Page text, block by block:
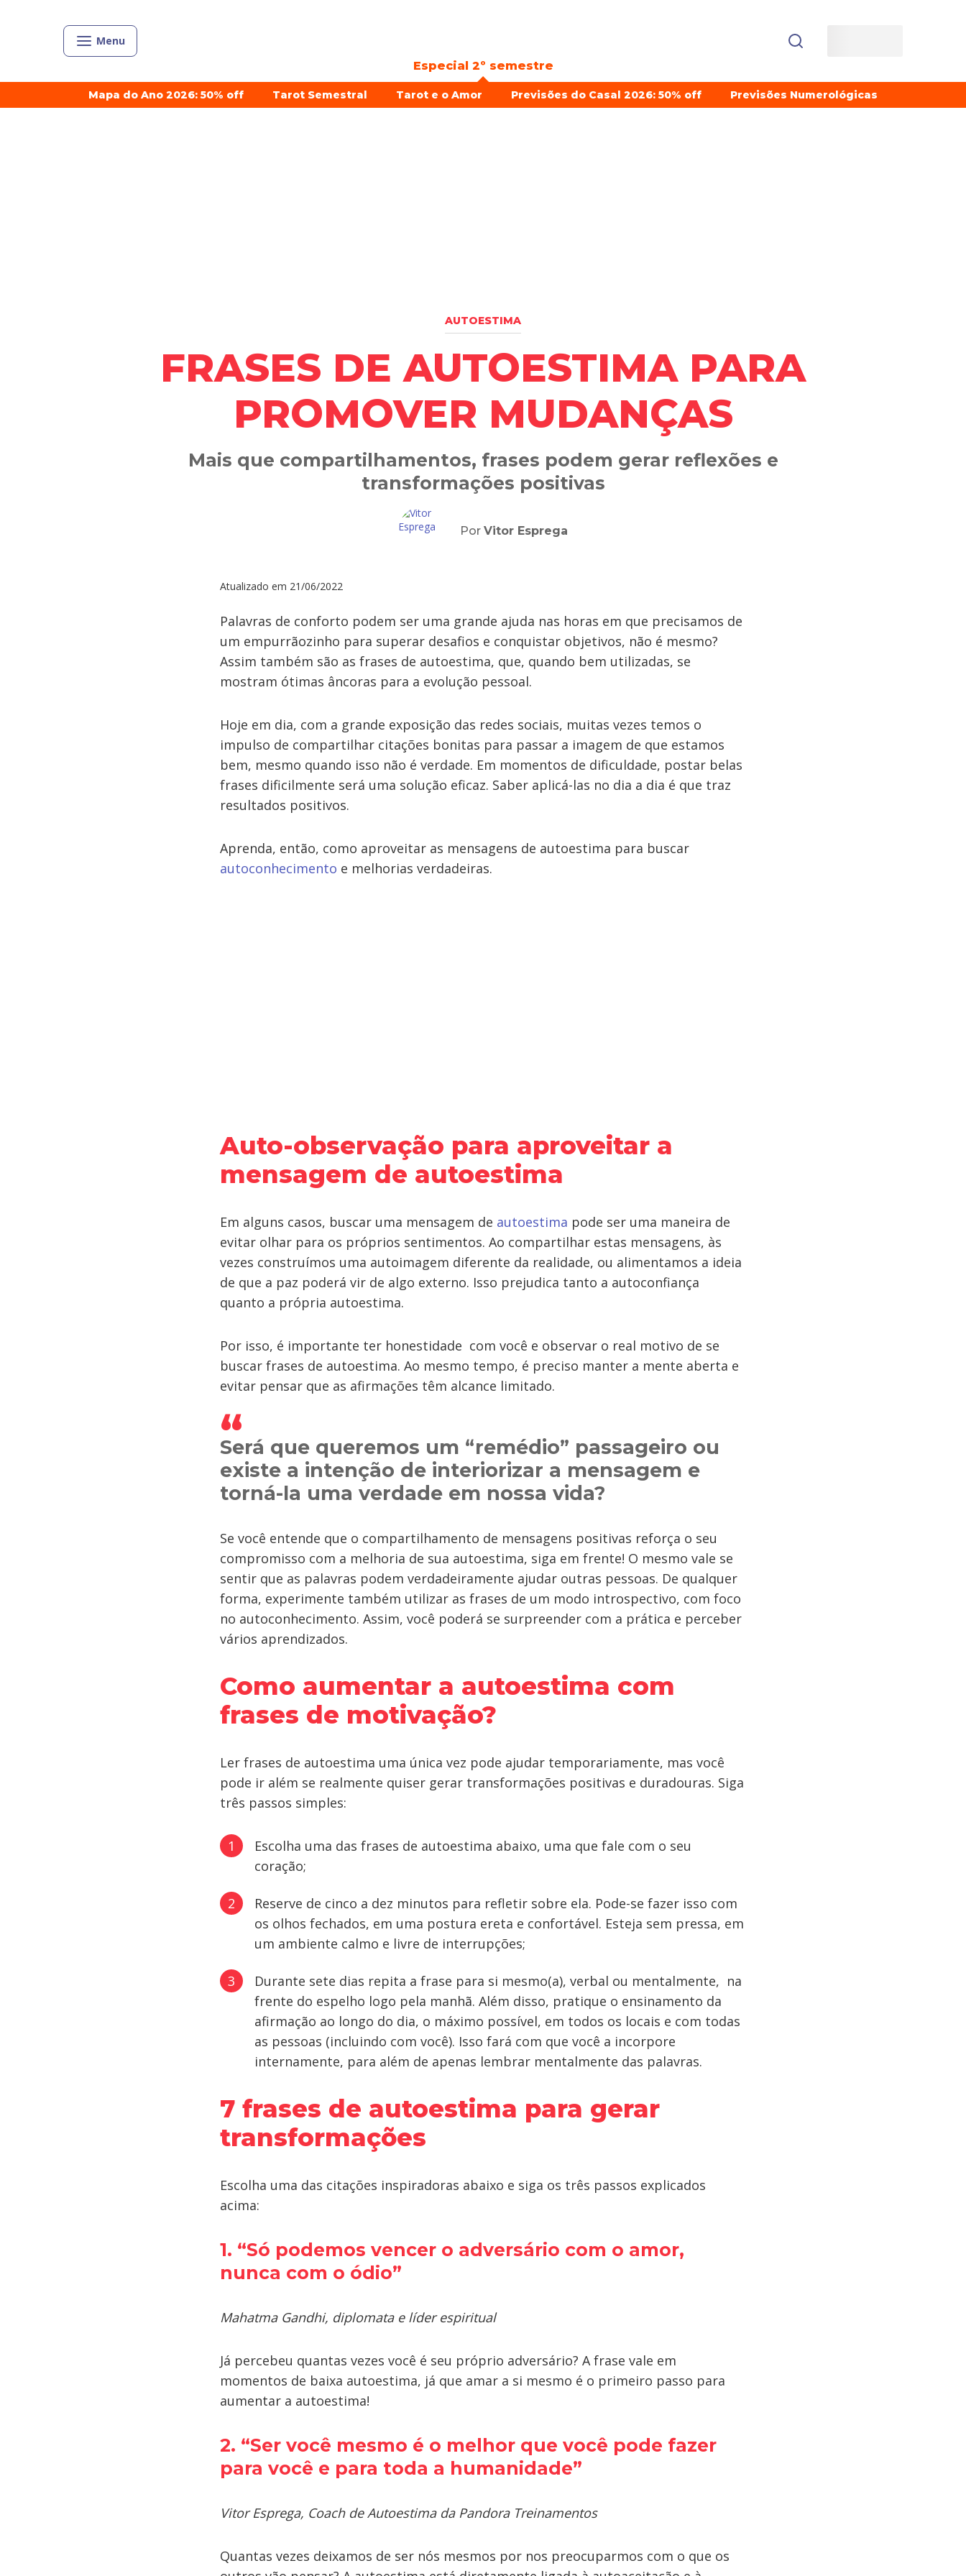
Menu
Especial 2º semestre
Mapa do Ano 2026: 50% off Tarot Semestral Tarot e o Amor Previsões do Casal 2026: 50% off Previsões Numerológicas
AUTOESTIMA
FRASES DE AUTOESTIMA PARA
PROMOVER MUDANÇAS
Mais que compartilhamentos, frases podem gerar reflexões e
transformações positivas
Por Vitor Esprega
Atualizado em 21/06/2022
Palavras de conforto podem ser uma grande ajuda nas horas em que precisamos de
um empurrãozinho para superar desafios e conquistar objetivos, não é mesmo?
Assim também são as frases de autoestima, que, quando bem utilizadas, se
mostram ótimas âncoras para a evolução pessoal.
Hoje em dia, com a grande exposição das redes sociais, muitas vezes temos o
impulso de compartilhar citações bonitas para passar a imagem de que estamos
bem, mesmo quando isso não é verdade. Em momentos de dificuldade, postar belas
frases dificilmente será uma solução eficaz. Saber aplicá-las no dia a dia é que traz
resultados positivos.
Aprenda, então, como aproveitar as mensagens de autoestima para buscar
autoconhecimento e melhorias verdadeiras.
Auto-observação para aproveitar a
mensagem de autoestima
Em alguns casos, buscar uma mensagem de autoestima pode ser uma maneira de
evitar olhar para os próprios sentimentos. Ao compartilhar estas mensagens, às
vezes construímos uma autoimagem diferente da realidade, ou alimentamos a ideia
de que a paz poderá vir de algo externo. Isso prejudica tanto a autoconfiança
quanto a própria autoestima.
Por isso, é importante ter honestidade com você e observar o real motivo de se
buscar frases de autoestima. Ao mesmo tempo, é preciso manter a mente aberta e
evitar pensar que as afirmações têm alcance limitado.
Será que queremos um “remédio” passageiro ou
existe a intenção de interiorizar a mensagem e
torná-la uma verdade em nossa vida?
Se você entende que o compartilhamento de mensagens positivas reforça o seu
compromisso com a melhoria de sua autoestima, siga em frente! O mesmo vale se
sentir que as palavras podem verdadeiramente ajudar outras pessoas. De qualquer
forma, experimente também utilizar as frases de um modo introspectivo, com foco
no autoconhecimento. Assim, você poderá se surpreender com a prática e perceber
vários aprendizados.
Como aumentar a autoestima com
frases de motivação?
Ler frases de autoestima uma única vez pode ajudar temporariamente, mas você
pode ir além se realmente quiser gerar transformações positivas e duradouras. Siga
três passos simples:
Escolha uma das frases de autoestima abaixo, uma que fale com o seu
coração;
Reserve de cinco a dez minutos para refletir sobre ela. Pode-se fazer isso com
os olhos fechados, em uma postura ereta e confortável. Esteja sem pressa, em
um ambiente calmo e livre de interrupções;
Durante sete dias repita a frase para si mesmo(a), verbal ou mentalmente, na
frente do espelho logo pela manhã. Além disso, pratique o ensinamento da
afirmação ao longo do dia, o máximo possível, em todos os locais e com todas
as pessoas (incluindo com você). Isso fará com que você a incorpore
internamente, para além de apenas lembrar mentalmente das palavras.
7 frases de autoestima para gerar
transformações
Escolha uma das citações inspiradoras abaixo e siga os três passos explicados
acima:
1. “Só podemos vencer o adversário com o amor,
nunca com o ódio”
Mahatma Gandhi, diplomata e líder espiritual
Já percebeu quantas vezes você é seu próprio adversário? A frase vale em
momentos de baixa autoestima, já que amar a si mesmo é o primeiro passo para
aumentar a autoestima!
2. “Ser você mesmo é o melhor que você pode fazer
para você e para toda a humanidade”
Vitor Esprega, Coach de Autoestima da Pandora Treinamentos
Quantas vezes deixamos de ser nós mesmos por nos preocuparmos com o que os